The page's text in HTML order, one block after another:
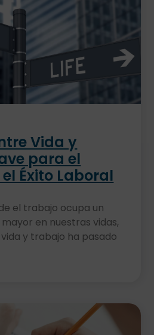
Vida y
para el
Éxito Laboral
el trabajo ocupa un
en nuestras vidas,
y trabajo ha pasado